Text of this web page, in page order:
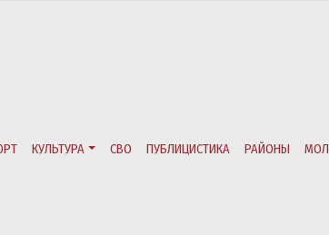
КУЛЬТУРА СВО ПУБЛИЦИСТИКА РАЙОНЫ